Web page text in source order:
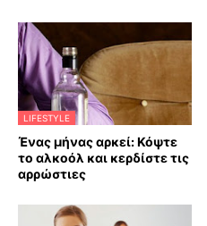
LIFESTYLE
Ένας μήνας αρκεί: Κόψτε
το αλκοόλ και κερδίστε τις
αρρώστιες